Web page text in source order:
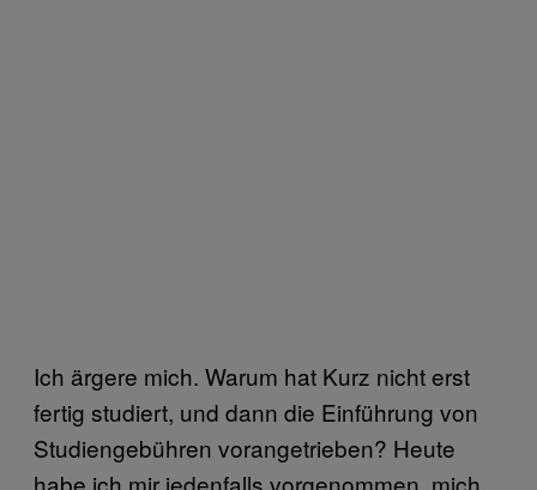
Ich ärgere mich. Warum hat Kurz nicht erst
fertig studiert, und dann die Einführung von
Studiengebühren vorangetrieben? Heute
habe ich mir jedenfalls vorgenommen, mich